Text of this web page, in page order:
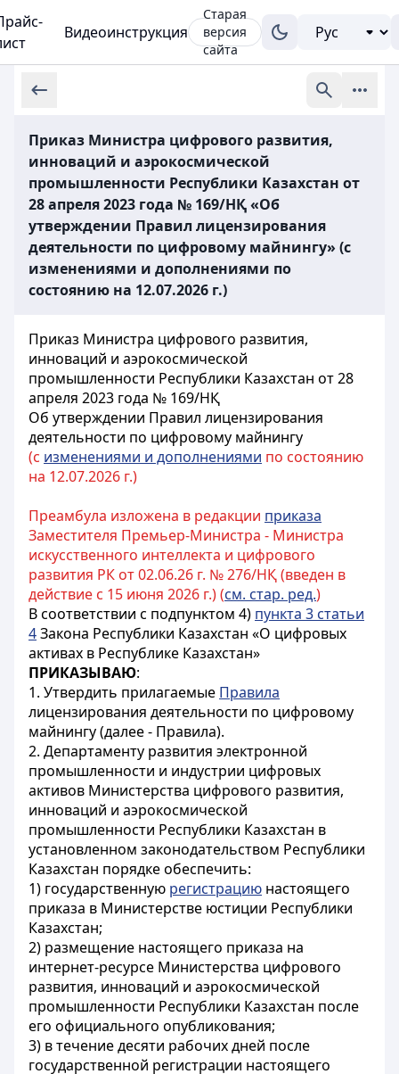
Видеоинструкция
Старая
версия
сайта
Приказ Министра цифрового развития,
инноваций и аэрокосмической
промышленности Республики Казахстан от
28 апреля 2023 года № 169/НҚ «Об
утверждении Правил лицензирования
деятельности по цифровому майнингу» (с
изменениями и дополнениями по
состоянию на 12.07.2026 г.)
Приказ Министра цифрового развития,
инноваций и аэрокосмической
промышленности Республики Казахстан от 28
апреля 2023 года № 169/НҚ
Об утверждении Правил лицензирования
деятельности по цифровому майнингу
(с изменениями и дополнениями по состоянию
на 12.07.2026 г.)
Преамбула изложена в редакции приказа
Заместителя Премьер-Министра - Министра
искусственного интеллекта и цифрового
развития РК от 02.06.26 г. № 276/НҚ (введен в
действие с 15 июня 2026 г.) (см. стар. ред.)
В соответствии с подпунктом 4) пункта 3 статьи
4Закона Республики Казахстан «О цифровых
активах в Республике Казахстан»
ПРИКАЗЫВАЮ:
1. Утвердить прилагаемые Правила
лицензирования деятельности по цифровому
майнингу (далее - Правила).
2. Департаменту развития электронной
промышленности и индустрии цифровых
активов Министерства цифрового развития,
инноваций и аэрокосмической
промышленности Республики Казахстан в
установленном законодательством Республики
Казахстан порядке обеспечить:
1) государственную регистрацию настоящего
приказа в Министерстве юстиции Республики
Казахстан;
2) размещение настоящего приказа на
интернет-ресурсе Министерства цифрового
развития, инноваций и аэрокосмической
промышленности Республики Казахстан после
его официального опубликования;
3) в течение десяти рабочих дней после
государственной регистрации настоящего